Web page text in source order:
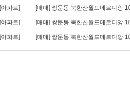
[아파트] [매매] 쌍문동 북한산월드메르디앙
[아파트] [매매] 쌍문동 북한산월드메르디앙
[아파트] [매매] 쌍문동 북한산월드메르디앙